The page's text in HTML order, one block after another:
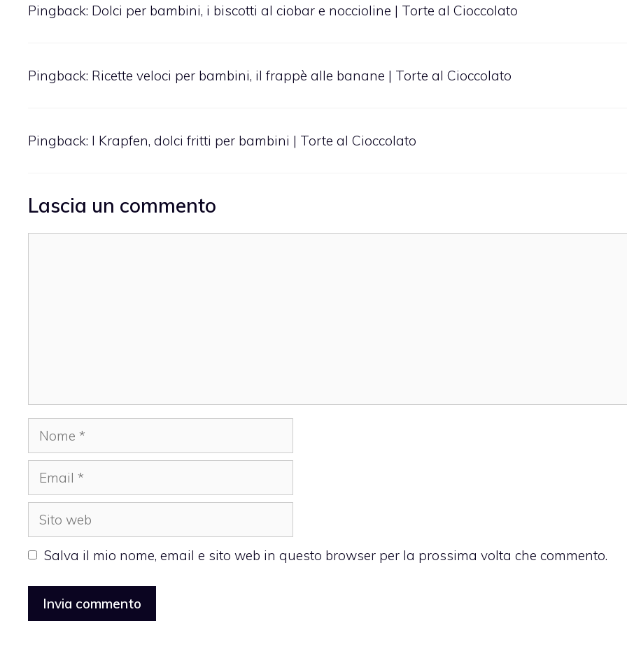
Pingback: Dolci per bambini, i biscotti al ciobar e noccioline | Torte al Cioccolato
Pingback: Ricette veloci per bambini, il frappè alle banane | Torte al Cioccolato
Pingback: I Krapfen, dolci fritti per bambini | Torte al Cioccolato
Lascia un commento
Nome
Email
Sito
web
Salva il mio nome, email e sito web in questo browser per la prossima volta che commento.